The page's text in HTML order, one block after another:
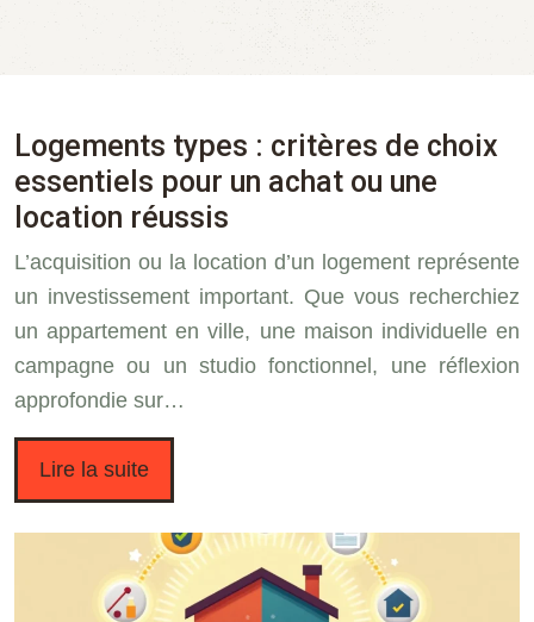
Logements types : critères de choix
essentiels pour un achat ou une
location réussis
L’acquisition ou la location d’un logement représente
un investissement important. Que vous recherchiez
un appartement en ville, une maison individuelle en
campagne ou un studio fonctionnel, une réflexion
approfondie sur…
Lire la suite